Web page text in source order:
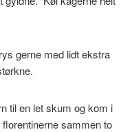
gerne med lidt ekstra
til en let skum og kom i
sammen to